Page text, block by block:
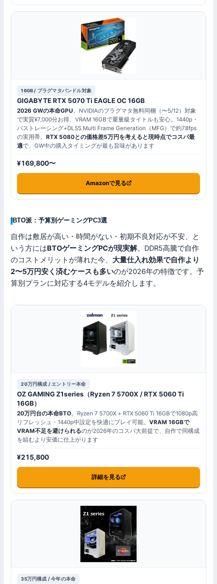
16GB / プラグマタバンドル対象
GIGABYTE RTX 5070 Ti EAGLE OC 16GB
2026 GWの本命GPU。NVIDIAのプラグマタ無料同梱（〜5/12）対象
で実質¥7,000分お得、VRAM 16GBで重量級タイトルも安心。1440p・
パストレーシング+DLSS Multi Frame Generation（MFG）で約78fps
の実用帯。RTX 5080との価格差5万円を考えると現時点でコスパ最
適で、GW中の購入タイミングが最も旨味があります
¥169,800〜
Amazonで見る
BTO派：予算別ゲーミングPC3選
自作は敷居が高い・時間がない・初期不良対応が不安、と
いう方にはBTOゲーミングPCが現実解。DDR5高騰で自作
のコストメリットが薄れた今、 大量仕入れ効果で自作より
2〜5万円安く済むケースも多いのが2026年の特徴です。予
算別プランに対応する4モデルを紹介します。
20万円構成 / エントリー本命
OZ GAMING Z1series（Ryzen 7 5700X / RTX 5060 Ti
16GB）
20万円台の本命BTO。Ryzen 7 5700X + RTX 5060 Ti 16GBで1080p高
リフレッシュ・1440p中設定を快適にプレイ可能。VRAM 16GBで
VRAM不足を避けられるのが2026年のコスパ大前提で、自作で同構成
を組むより安価に仕上がります
¥215,800
詳細を見る
35万円構成 / 今年の本命